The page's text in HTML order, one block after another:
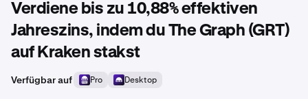
Verdiene bis zu 10,88% effektiven
Jahreszins, indem du The Graph (GRT)
auf Kraken stakst
Verfügbar auf Pro Desktop